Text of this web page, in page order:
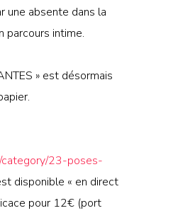
une absente dans la
parcours intime.
» est désormais
category/23-poses-
disponible « en direct
pour 12€ (port